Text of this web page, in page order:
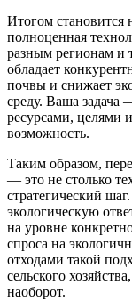
Итогом становится
полноценная
разным регионам и
обладает
почвы и снижает
среду. Ваша задача
ресурсами, целями
возможность.
Таким образом,
— это не столько
стратегический
экологическую
на уровне
спроса на
отходами такой
сельского
наоборот.